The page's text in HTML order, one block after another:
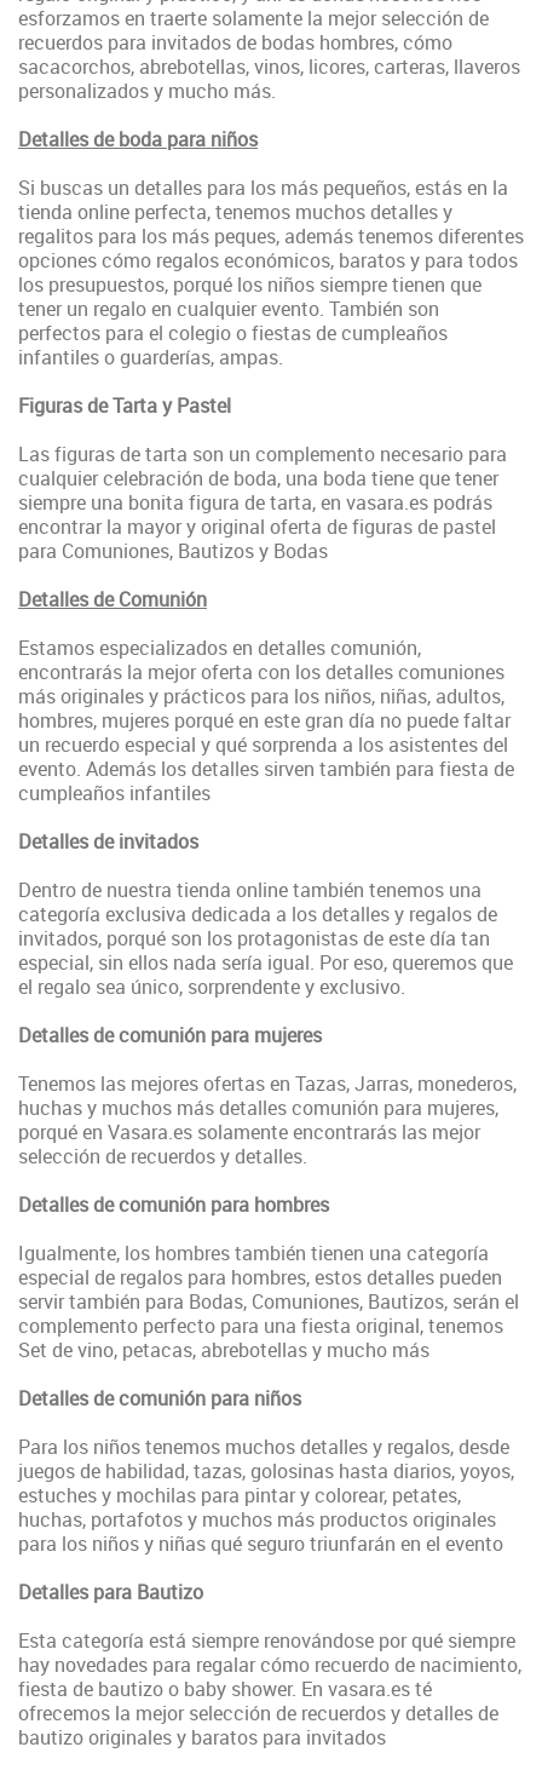
esforzamos en traerte solamente la mejor selección de
recuerdos para invitados de bodas hombres, cómo
sacacorchos, abrebotellas, vinos, licores, carteras, llaveros
personalizados y mucho más.
Detalles de boda para niños
Si buscas un detalles para los más pequeños, estás en la
tienda online perfecta, tenemos muchos detalles y
regalitos para los más peques, además tenemos diferentes
opciones cómo regalos económicos, baratos y para todos
los presupuestos, porqué los niños siempre tienen que
tener un regalo en cualquier evento. También son
perfectos para el colegio o fiestas de cumpleaños
infantiles o guarderías, ampas.
Figuras de Tarta y Pastel
Las figuras de tarta son un complemento necesario para
cualquier celebración de boda, una boda tiene que tener
siempre una bonita figura de tarta, en vasara.es podrás
encontrar la mayor y original oferta de figuras de pastel
para Comuniones, Bautizos y Bodas
Detalles de Comunión
Estamos especializados en detalles comunión,
encontrarás la mejor oferta con los detalles comuniones
más originales y prácticos para los niños, niñas, adultos,
hombres, mujeres porqué en este gran día no puede faltar
un recuerdo especial y qué sorprenda a los asistentes del
evento. Además los detalles sirven también para fiesta de
cumpleaños infantiles
Detalles de invitados
Dentro de nuestra tienda online también tenemos una
categoría exclusiva dedicada a los detalles y regalos de
invitados, porqué son los protagonistas de este día tan
especial, sin ellos nada sería igual. Por eso, queremos que
el regalo sea único, sorprendente y exclusivo.
Detalles de comunión para mujeres
Tenemos las mejores ofertas en Tazas, Jarras, monederos,
huchas y muchos más detalles comunión para mujeres,
porqué en Vasara.es solamente encontrarás las mejor
selección de recuerdos y detalles.
Detalles de comunión para hombres
Igualmente, los hombres también tienen una categoría
especial de regalos para hombres, estos detalles pueden
servir también para Bodas, Comuniones, Bautizos, serán el
complemento perfecto para una fiesta original, tenemos
Set de vino, petacas, abrebotellas y mucho más
Detalles de comunión para niños
Para los niños tenemos muchos detalles y regalos, desde
juegos de habilidad, tazas, golosinas hasta diarios, yoyos,
estuches y mochilas para pintar y colorear, petates,
huchas, portafotos y muchos más productos originales
para los niños y niñas qué seguro triunfarán en el evento
Detalles para Bautizo
Esta categoría está siempre renovándose por qué siempre
hay novedades para regalar cómo recuerdo de nacimiento,
fiesta de bautizo o baby shower. En vasara.es té
ofrecemos la mejor selección de recuerdos y detalles de
bautizo originales y baratos para invitados